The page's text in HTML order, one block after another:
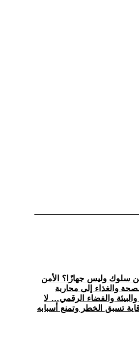
سلوك وليس جهازًا؟ الأمن
والغذاء إلى محاربة
والبيئة والفضاء الرقمي… لا
تسبق الخطر وتمنع أسبابه